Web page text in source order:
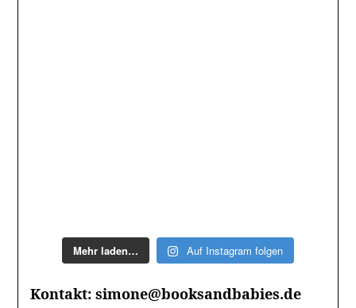
Mehr laden… Auf Instagram folgen
Kontakt: simone@booksandbabies.de